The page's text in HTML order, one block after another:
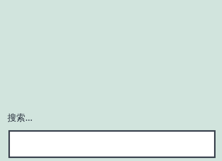
搜索…